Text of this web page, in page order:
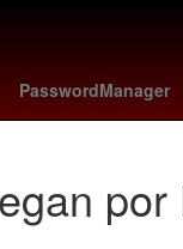
PasswordManager
Aguascalientes